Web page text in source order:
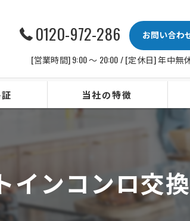
0120-972-286
お問い合わ
[営業時間] 9:00 〜 20:00 / [定休日] 年中無
当社の特徴
水栓
IHクッキングヒーター
インコンロ交